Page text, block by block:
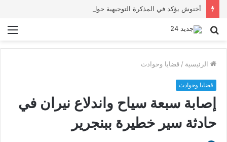
بحث
الرئيسية / قضايا وحوادث
قضايا وحوادث
إصابة سبعة سياح واندلاع نيران في
حادثة سير خطيرة ببنجرير